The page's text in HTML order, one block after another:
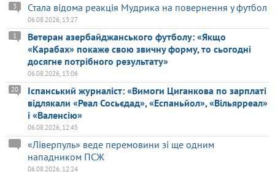
Стала відома реакція Мудрика на повернення у футбол
3
06.08.2026, 13:27
Ветеран азербайджанського футболу: «Якщо
«Карабах» покаже свою звичну форму, то сьогодні
досягне потрібного результату»
1
06.08.2026, 13:06
Іспанський журналіст: «Вимоги Циганкова по зарплаті
відлякали «Реал Сосьєдад», «Еспаньйол», «Вільярреал»
і «Валенсію»
20
06.08.2026, 12:45
«Ліверпуль» веде перемовини зі ще одним
нападником ПСЖ
06.08.2026, 12:24